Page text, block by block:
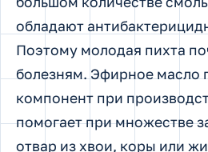
обладают
Поэтому молодая пихта
болезням. Эфирное масло
компонент при
помогает при множестве
отвар из хвои, коры или